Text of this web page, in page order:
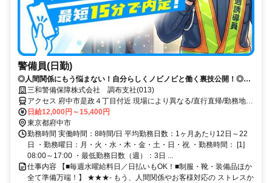
警備員(日勤)
◎人間関係にもう悩まない！自分らしくノビノビと働く裏技公開！◎ス
マホ応募から電話面接で最短15分で内定！
三和警備保障株式会社 調布支社(013)
アクセス 府中市是政４丁目付近 現場により異なる/直行直帰/勤務地相
談可 ■週3日～■電話面接■即日勤務
日給12,000円～15,400円
東京都府中市
勤務時間 実働時間：8時間/日 平均勤務日数：1ヶ月あたり12日～22
日 ・勤務曜日：月・火・水・木・金・土・日・祝 ・勤務時間： [1]
08:00～17:00 ・最低勤務日数（週）：3日 ...
仕事内容 【■毎週水曜給料日／日払いもOK！■制服・靴・装備品ほか
全て準備万端！】 ★★★- もう、人間関係やお客様対応の ストレスか